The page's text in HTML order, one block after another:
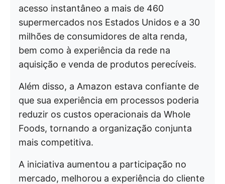
acesso instantâneo a mais de 460
supermercados nos Estados Unidos e a 30
milhões de consumidores de alta renda,
bem como à experiência da rede na
aquisição e venda de produtos perecíveis.
Além disso, a Amazon estava confiante de
que sua experiência em processos poderia
reduzir os custos operacionais da Whole
Foods, tornando a organização conjunta
mais competitiva.
A iniciativa aumentou a participação no
mercado, melhorou a experiência do cliente